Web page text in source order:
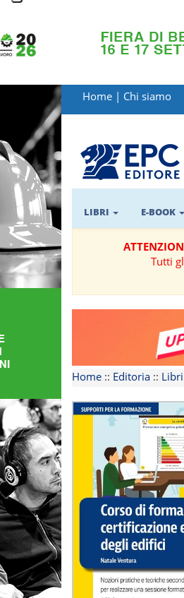
LIBRI
MATERIALI
PER
IL
FORMATORE
E-
BOOK
RIVISTE
MANUALISTICA
SOFTWARE
TEMATICHE
Home | Chi siamo
LIBRI E-BOOK
Tutti
Home :: Editoria :: Libri